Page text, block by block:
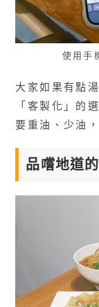
使用手
大家如果有點
「客製化」的
要重油、少油
品嚐地道